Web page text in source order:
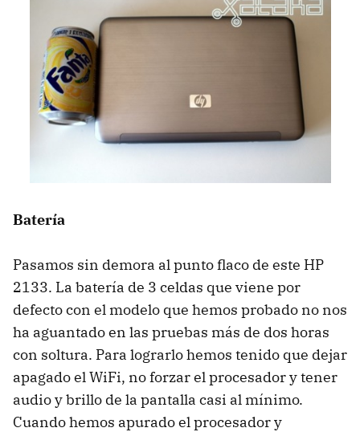
Batería
Pasamos sin demora al punto flaco de este HP
2133. La batería de 3 celdas que viene por
defecto con el modelo que hemos probado no nos
ha aguantado en las pruebas más de dos horas
con soltura. Para lograrlo hemos tenido que dejar
apagado el WiFi, no forzar el procesador y tener
audio y brillo de la pantalla casi al mínimo.
Cuando hemos apurado el procesador y